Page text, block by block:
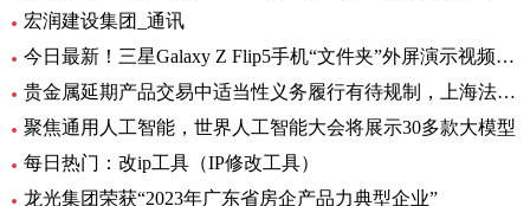
宏润建设集团_通讯
今日最新！三星Galaxy Z Flip5手机“文件夹”外屏演示视频曝光
贵金属延期产品交易中适当性义务履行有待规制，上海法院向交易所发出司法建议_每日观察
聚焦通用人工智能，世界人工智能大会将展示30多款大模型
每日热门：改ip工具（IP修改工具）
龙光集团荣获“2023年广东省房企产品力典型企业”